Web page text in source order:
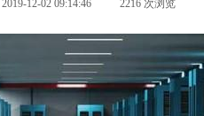
2019-12-02 09:14:46 2216 次浏览